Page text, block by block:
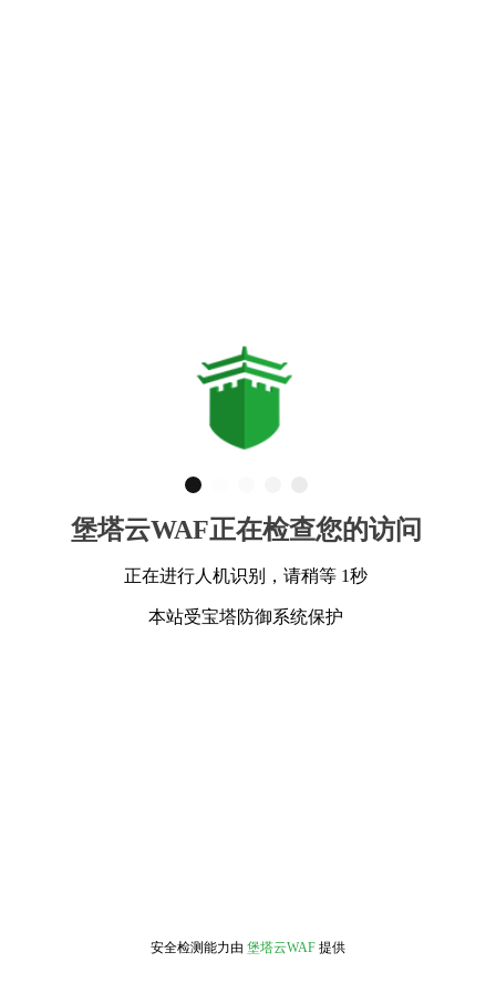
堡塔云WAF正在检查您的访问
正在进行人机识别，请稍等 1秒
本站受宝塔防御系统保护
安全检测能力由 堡塔云WAF 提供